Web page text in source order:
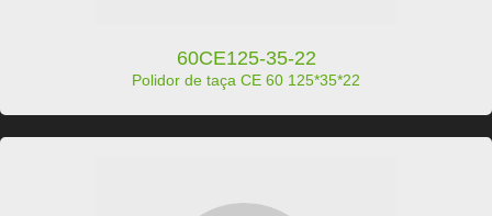
60CE125-35-22
Polidor de taça CE 60 125*35*22